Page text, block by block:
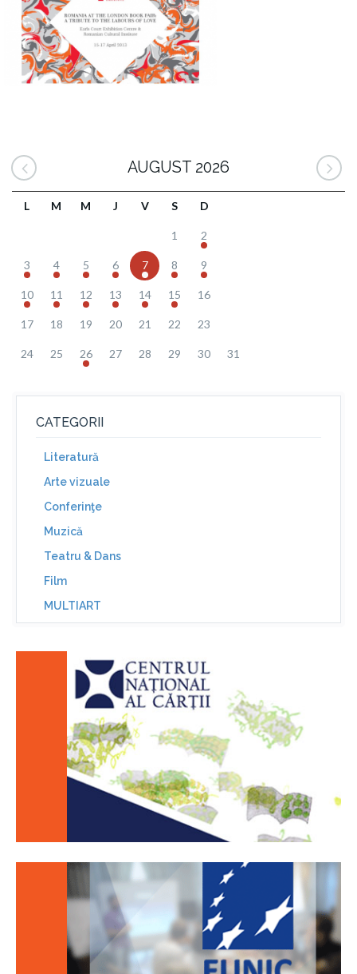
AUGUST 2026
L M M J V S D
1 2
3 4 5 6 7 8 9
10 11 12 13 14 15 16
17 18 19 20 21 22 23
24 25 26 27 28 29 30 31
CATEGORII
Literatură
Arte vizuale
Conferinţe
Muzică
Teatru & Dans
Film
MULTIART